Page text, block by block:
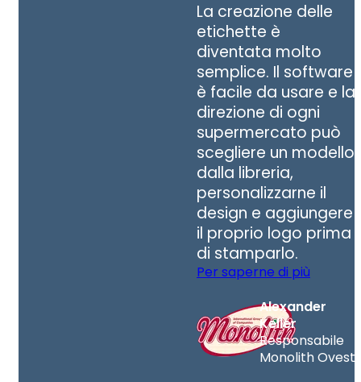
La creazione delle
etichette è
diventata molto
semplice. Il software
è facile da usare e la
direzione di ogni
supermercato può
scegliere un modello
dalla libreria,
personalizzarne il
design e aggiungere
il proprio logo prima
di stamparlo.
Per saperne di più
Alexander
Keller
Responsabile
Monolith Ovest